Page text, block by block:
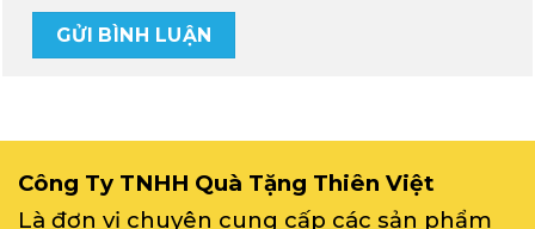
Công Ty TNHH Quà Tặng Thiên Việt
Là đơn vị chuyên cung cấp các sản phẩm